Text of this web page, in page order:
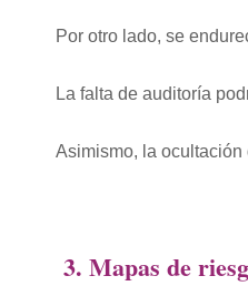
Por otro lado, se
La falta de auditoría
Asimismo, la
3. Mapas de